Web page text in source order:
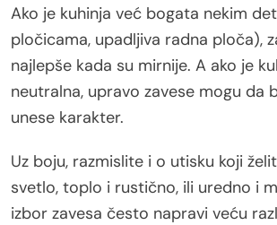
Ako je kuhinja već bogata nekim
pločicama, upadljiva radna ploča),
najlepše kada su mirnije. A ako je
neutralna, upravo zavese mogu da
unese karakter.
Uz boju, razmislite i o utisku koji
svetlo, toplo i rustično, ili uredno i
izbor zavesa često napravi veću